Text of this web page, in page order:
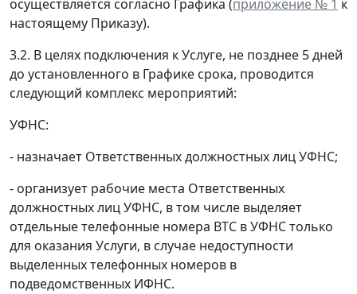
осуществляется согласно Графика (приложение № 1 к
настоящему Приказу).
3.2. В целях подключения к Услуге, не позднее 5 дней
до установленного в Графике срока, проводится
следующий комплекс мероприятий:
УФНС:
- назначает Ответственных должностных лиц УФНС;
- организует рабочие места Ответственных
должностных лиц УФНС, в том числе выделяет
отдельные телефонные номера ВТС в УФНС только
для оказания Услуги, в случае недоступности
выделенных телефонных номеров в
подведомственных ИФНС.